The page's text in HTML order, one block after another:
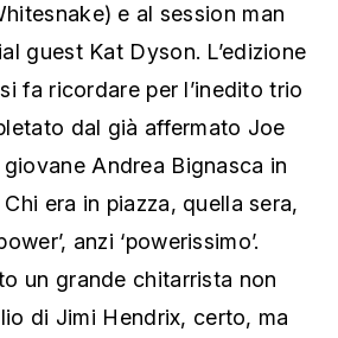
e al session man
guest Kat Dyson. L’edizione
fa ricordare per l’inedito trio
dal già affermato Joe
Andrea Bignasca in
era in piazza, quella sera,
anzi ‘powerissimo’.
un grande chitarrista non
di Jimi Hendrix, certo, ma